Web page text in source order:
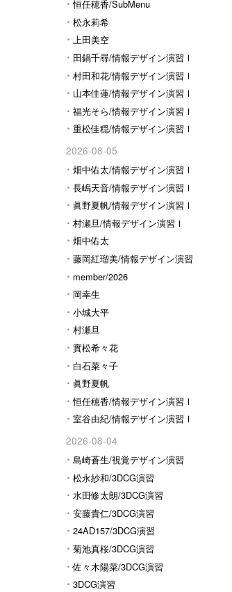
恒任穂香/SubMenu
松永莉希
上田美空
田鍋千尋/情報デザイン演習Ⅰ
村田和花/情報デザイン演習Ⅰ
山本佳蓮/情報デザイン演習Ⅰ
福光そら/情報デザイン演習Ⅰ
重松佳穏/情報デザイン演習Ⅰ
2026-08-05
畑中佑太/情報デザイン演習Ⅰ
長嶋天音/情報デザイン演習Ⅰ
眞野夏帆/情報デザイン演習Ⅰ
村瀬旦/情報デザイン演習Ⅰ
畑中佑太
藤岡紅瑠美/情報デザイン演習
Ⅰ member/2026
岡幸生
小城大平
村瀬旦
實松希々花
白石菜々子
眞野夏帆
恒任穂香/情報デザイン演習Ⅰ
室谷由紀/情報デザイン演習Ⅰ
2026-08-04
島崎蒼生/視覚デザイン演習
松永紗和/3DCG演習
水田修太朗/3DCG演習
安藤貴仁/3DCG演習
24AD157/3DCG演習
菊池真桜/3DCG演習
佐々木陽菜/3DCG演習
3DCG演習